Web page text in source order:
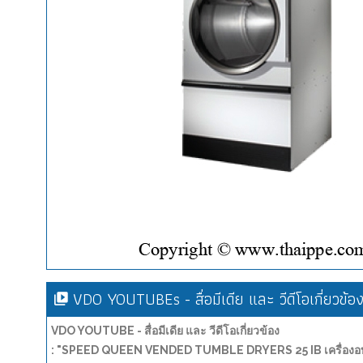
VDO YOUTUBEs - สื่อมีเดีย และ วีดีโอเกี่ยวข้อง
VDO YOUTUBE - สื่อมีเดีย และ วีดีโอเกี่ยวข้อง
: "SPEED QUEEN VENDED TUMBLE DRYERS 25 IB เครื่อง